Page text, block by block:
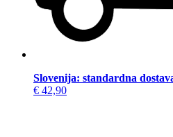
Slovenija: standardna
€ 42,90